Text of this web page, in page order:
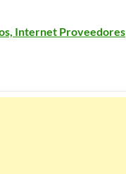
Internet Proveedores